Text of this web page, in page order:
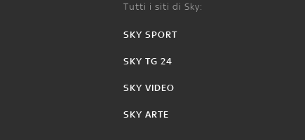
Tutti i siti di Sky:
SKY SPORT
SKY TG 24
SKY VIDEO
SKY ARTE